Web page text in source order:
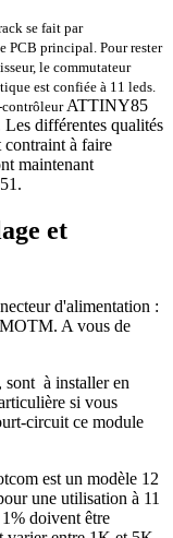
se fait par
PCB principal. Pour rester
le commutateur
est confiée à 11 leds.
contrôleur ATTINY85
différentes qualités
à faire
maintenant
et
d'alimentation :
A vous de
sont à installer en
si vous
circuit ce module
est un modèle 12
une utilisation à 11
doivent être